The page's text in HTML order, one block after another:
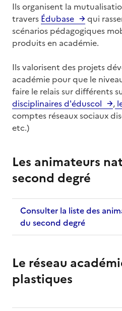
Ils organisent la
travers Édubase
qui
scénarios pédagogiques
produits en académie.
Ils valorisent des projets
académie pour que le
faire le relais sur différents
disciplinaires d'éduscol
,
comptes réseaux sociaux
etc.)
Titre
Les animateurs
second degré
Consulter la liste des
du second degré
Le réseau
plastiques